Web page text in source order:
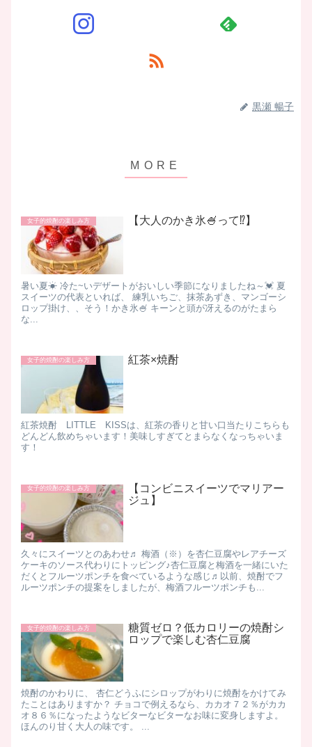
黒瀬 暢子
女子的焼酎の楽しみ方 【大人のかき氷🍧って⁉️】
暑い夏☀ 冷た~いデザートがおいしい季節になりましたね～💓 夏
スイーツの代表といれば、 練乳いちご、抹茶あずき、マンゴーシ
ロップ掛け、、そう！かき氷🍧 キーンと頭が冴えるのがたまら
な...
女子的焼酎の楽しみ方 紅茶×焼酎
紅茶焼酎 LITTLE KISSは、紅茶の香りと甘い口当たりこちらも
どんどん飲めちゃいます！美味しすぎてとまらなくなっちゃいま
す！
女子的焼酎の楽しみ方
【コンビニスイーツでマリアー
ジュ】
久々にスイーツとのあわせ♬ 梅酒（※）を杏仁豆腐やレアチーズ
ケーキのソース代わりにトッピング♪杏仁豆腐と梅酒を一緒にいた
だくとフルーツポンチを食べているような感じ♬以前、焼酎でフ
ルーツポンチの提案をしましたが、梅酒フルーツポンチも...
女子的焼酎の楽しみ方
糖質ゼロ？低カロリーの焼酎シ
ロップで楽しむ杏仁豆腐
焼酎のかわりに、 杏仁どうふにシロップがわりに焼酎をかけてみ
たことはありますか？ チョコで例えるなら、カカオ７２％がカカ
オ８６％になったようなビターなビターなお味に変身しますよ。
ほんのり甘く大人の味です。 ...